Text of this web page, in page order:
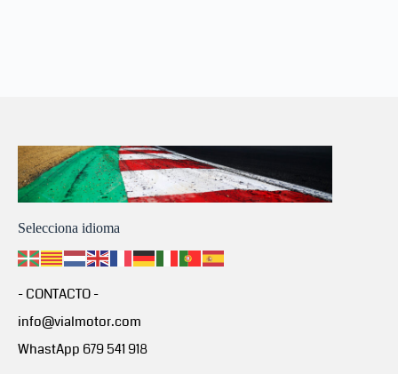
Selecciona idioma
- CONTACTO -
info@vialmotor.com
WhastApp 679 541 918